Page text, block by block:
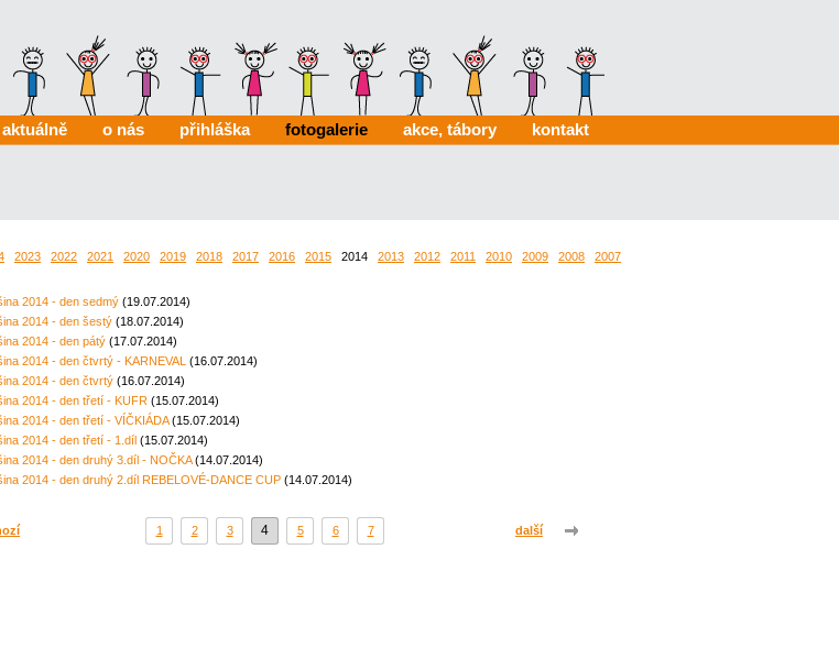
aktuálně o nás přihláška fotogalerie akce, tábory kontakt
2023 2022 2021 2020 2019 2018 2017 2016 2015 2014 2013 2012 2011 2010 2009 2008 2007
2014 - den sedmý (19.07.2014)
2014 - den šestý (18.07.2014)
2014 - den pátý (17.07.2014)
2014 - den čtvrtý - KARNEVAL (16.07.2014)
2014 - den čtvrtý (16.07.2014)
2014 - den třetí - KUFR (15.07.2014)
2014 - den třetí - VÍČKIÁDA(15.07.2014)
2014 - den třetí - 1.díl (15.07.2014)
2014 - den druhý 3.díl - NOČKA(14.07.2014)
2014 - den druhý 2.díl REBELOVÉ-DANCE CUP (14.07.2014)
1 2 3 4 5 6 7 další